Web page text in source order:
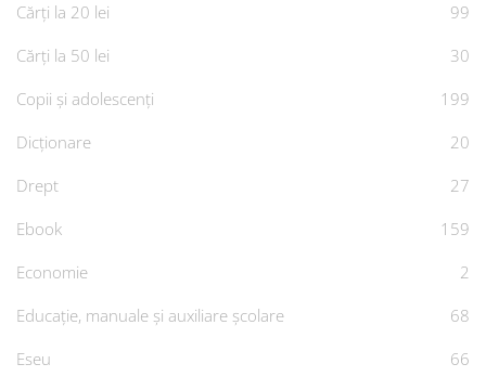
Cărți la 20 lei
99
Cărți la 50 lei
30
Copii și adolescenți
199
Dicționare
20
Drept
27
Ebook
159
Economie
2
Educație, manuale și auxiliare școlare
68
Eseu
66